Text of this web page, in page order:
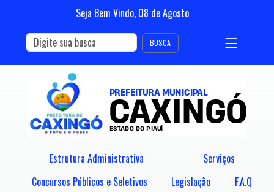
Seja Bem Vindo, 08 deAgosto
BUSCA
Estrutura Administrativa
Serviços
Concursos Públicos e Seletivos
Legislação F.A.Q